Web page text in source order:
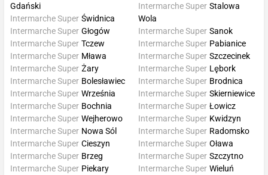
Gdański
Intermarche Super Świdnica
Intermarche Super Głogów
Intermarche Super Tczew
Intermarche Super Stalowa
Wola
Intermarche Super Sanok
Intermarche Super Pabianice
Intermarche Super Mława
Intermarche Super Żary
Intermarche Super Bolesławiec
Intermarche Super Września
Intermarche Super Szczecinek
Intermarche Super Lębork
Intermarche Super Brodnica
Intermarche Super Skierniewice
Intermarche Super Bochnia
Intermarche Super Wejherowo
Intermarche Super Nowa Sól
Intermarche Super Cieszyn
Intermarche Super Łowicz
Intermarche Super Kwidzyn
Intermarche Super Radomsko
Intermarche Super Oława
Intermarche Super Brzeg
Intermarche Super Piekary
Intermarche Super Szczytno
Intermarche Super Wieluń